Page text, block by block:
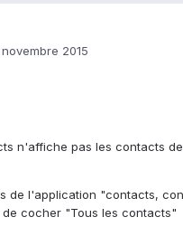
novembre 2015
n'affiche pas les contacts
de l'application "contacts,
cocher "Tous les contacts"